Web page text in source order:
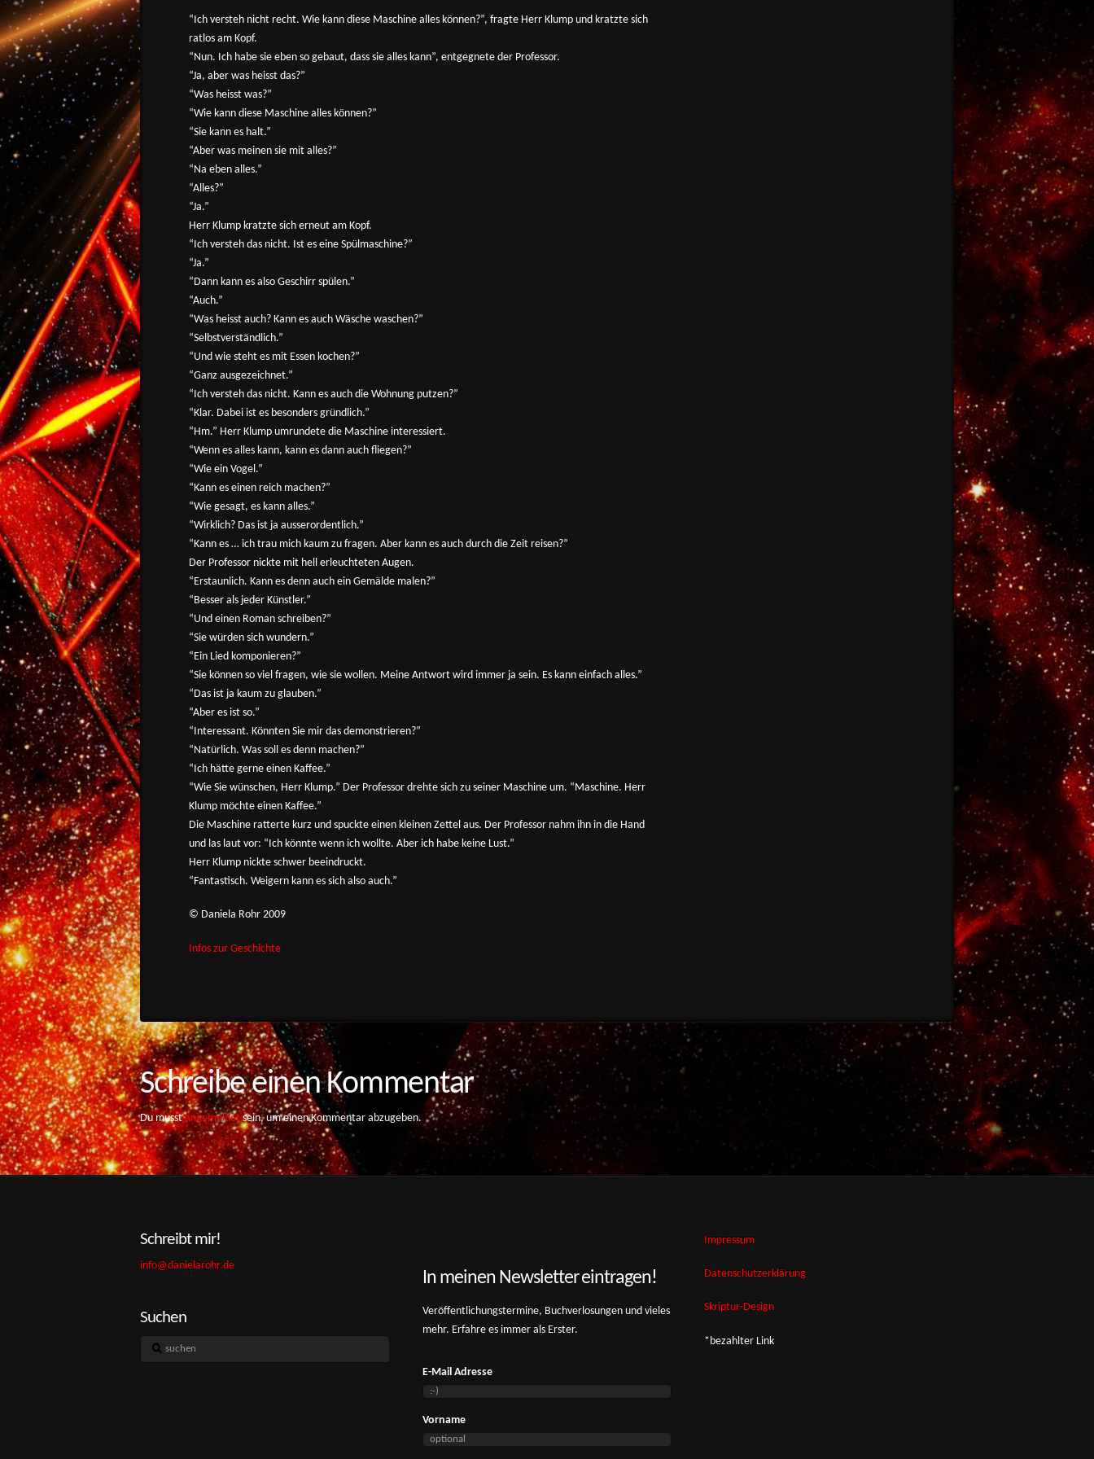
“Ich versteh nicht recht. Wie kann diese Maschine alles können?”, fragte Herr Klump und kratzte sich
ratlos am Kopf.
“Nun. Ich habe sie eben so gebaut, dass sie alles kann”, entgegnete der Professor.
“Ja, aber was heisst das?”
“Was heisst was?”
“Wie kann diese Maschine alles können?”
“Sie kann es halt.”
“Aber was meinen sie mit alles?”
“Na eben alles.”
“Alles?”
“Ja.”
Herr Klump kratzte sich erneut am Kopf.
“Ich versteh das nicht. Ist es eine Spülmaschine?”
“Ja.”
“Dann kann es also Geschirr spülen.”
“Auch.”
“Was heisst auch? Kann es auch Wäsche waschen?”
“Selbstverständlich.”
“Und wie steht es mit Essen kochen?”
“Ganz ausgezeichnet.”
“Ich versteh das nicht. Kann es auch die Wohnung putzen?”
“Klar. Dabei ist es besonders gründlich.”
“Hm.” Herr Klump umrundete die Maschine interessiert.
“Wenn es alles kann, kann es dann auch fliegen?”
“Wie ein Vogel.”
“Kann es einen reich machen?”
“Wie gesagt, es kann alles.”
“Wirklich? Das ist ja ausserordentlich.”
“Kann es … ich trau mich kaum zu fragen. Aber kann es auch durch die Zeit reisen?”
Der Professor nickte mit hell erleuchteten Augen.
“Erstaunlich. Kann es denn auch ein Gemälde malen?”
“Besser als jeder Künstler.”
“Und einen Roman schreiben?”
“Sie würden sich wundern.”
“Ein Lied komponieren?”
“Sie können so viel fragen, wie sie wollen. Meine Antwort wird immer ja sein. Es kann einfach alles.”
“Das ist ja kaum zu glauben.”
“Aber es ist so.”
“Interessant. Könnten Sie mir das demonstrieren?”
“Natürlich. Was soll es denn machen?”
“Ich hätte gerne einen Kaffee.”
“Wie Sie wünschen, Herr Klump.” Der Professor drehte sich zu seiner Maschine um. “Maschine. Herr
Klump möchte einen Kaffee.”
Die Maschine ratterte kurz und spuckte einen kleinen Zettel aus. Der Professor nahm ihn in die Hand
und las laut vor: “Ich könnte wenn ich wollte. Aber ich habe keine Lust.”
Herr Klump nickte schwer beeindruckt.
“Fantastisch. Weigern kann es sich also auch.”
© Daniela Rohr 2009
Infos zur Geschichte
Schreibe einen Kommentar
Du musstangemeldetsein, um einen Kommentar abzugeben.
Schreibt mir!
info@danielarohr.de
Suchen
suchen
In meinen Newsletter eintragen!
Veröffentlichungstermine, Buchverlosungen und vieles
mehr. Erfahre es immer als Erster.
E-Mail Adresse
Vorname
Impressum
Datenschutzerklärung
Skriptur-Design
*bezahlter Link